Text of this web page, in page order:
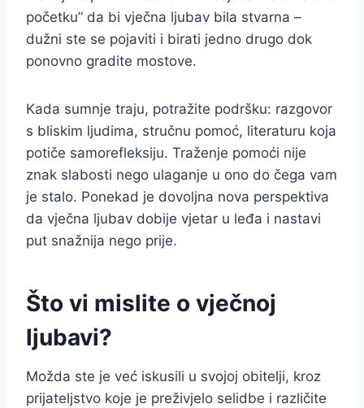
početku” da bi vječna ljubav bila stvarna –
dužni ste se pojaviti i birati jedno drugo dok
ponovno gradite mostove.
Kada sumnje traju, potražite podršku: razgovor
s bliskim ljudima, stručnu pomoć, literaturu koja
potiče samorefleksiju. Traženje pomoći nije
znak slabosti nego ulaganje u ono do čega vam
je stalo. Ponekad je dovoljna nova perspektiva
da vječna ljubav dobije vjetar u leđa i nastavi
put snažnija nego prije.
Što vi mislite o vječnoj
ljubavi?
Možda ste je već iskusili u svojoj obitelji, kroz
prijateljstvo koje je preživjelo selidbe i različite